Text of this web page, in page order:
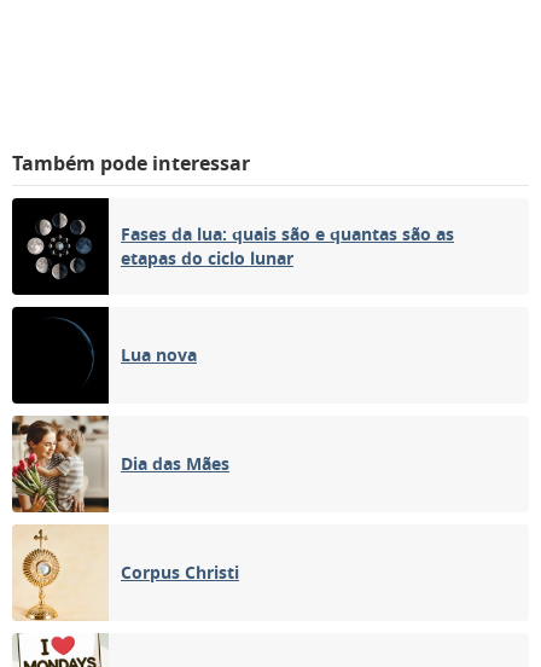
Também pode interessar
Fases da lua: quais são e quantas são as
etapas do ciclo lunar
Lua nova
Dia das Mães
Corpus Christi